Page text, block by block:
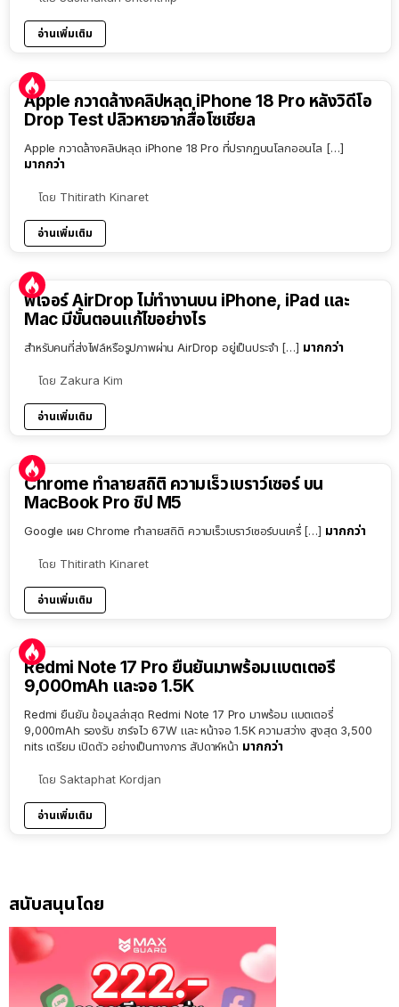
อ่านเพิ่มเติม
Apple กวาดล้างคลิปหลุด iPhone 18 Pro หลังวิดีโอ
Drop Test ปลิวหายจากสื่อโซเชียล
Apple กวาดล้างคลิปหลุด iPhone 18 Pro ที่ปรากฏบนโลกออนไล […]
มากกว่า
โดย Thitirath Kinaret
อ่านเพิ่มเติม
ฟีเจอร์ AirDrop ไม่ทำงานบน iPhone, iPad และ
Mac มีขั้นตอนแก้ไขอย่างไร
สำหรับคนที่ส่งไฟล์หรือรูปภาพผ่าน AirDrop อยู่เป็นประจำ […] มากกว่า
โดย Zakura Kim
อ่านเพิ่มเติม
Chrome ทำลายสถิติ ความเร็วเบราว์เซอร์ บน
MacBook Pro ชิป M5
Google เผย Chrome ทำลายสถิติ ความเร็วเบราว์เซอร์บนเครื่ […] มากกว่า
โดย Thitirath Kinaret
อ่านเพิ่มเติม
Redmi Note 17 Pro ยืนยันมาพร้อมแบตเตอรี่
9,000mAh และจอ 1.5K
Redmi ยืนยัน ข้อมูลล่าสุด Redmi Note 17 Pro มาพร้อม แบตเตอรี่
9,000mAh รองรับ ชาร์จไว 67W และ หน้าจอ 1.5K ความสว่าง สูงสุด 3,500
nits เตรียม เปิดตัว อย่างเป็นทางการ สัปดาห์หน้า มากกว่า
โดย Saktaphat Kordjan
อ่านเพิ่มเติม
สนับสนุนโดย